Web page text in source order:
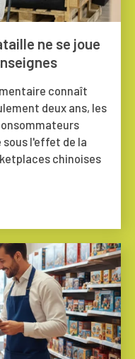
ne se joue
connaît
deux ans, les
l'effet de la
chinoises